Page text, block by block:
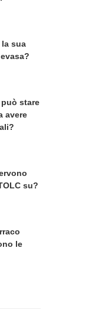
sua
stare
avere
su?
le